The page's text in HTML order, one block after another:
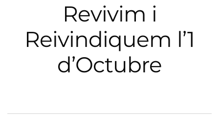
Revivim i
Reivindiquem l’1
d’Octubre